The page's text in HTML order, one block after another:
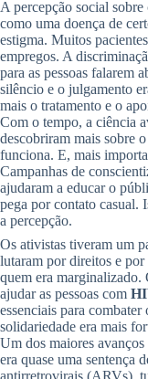
A percepção social sobre
como uma doença de
estigma. Muitos
empregos. A
para as pessoas falarem
silêncio e o julgamento
mais o tratamento e o
Com o tempo, a ciência
descobriram mais sobre o
funciona. E, mais
Campanhas de
ajudaram a educar o
pega por contato casual.
a percepção.
Os ativistas tiveram um
lutaram por direitos e
quem era marginalizado.
ajudar as pessoas com
essenciais para
solidariedade era mais
Um dos maiores
era quase uma sentença